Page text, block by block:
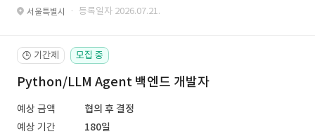
서울특별시 · 등록일자 2026.07.21.
🕒 기간제 모집 중
Python/LLM Agent 백엔드 개발자
예상 금액
협의 후 결정
예상 기간
180일